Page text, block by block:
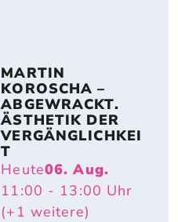
MARTIN
KOROSCHA –
ABGEWRACKT.
ÄSTHETIK DER
VERGÄNGLICHKEI
T
Heute06. Aug.
11:00 - 13:00 Uhr
(+1 weitere)